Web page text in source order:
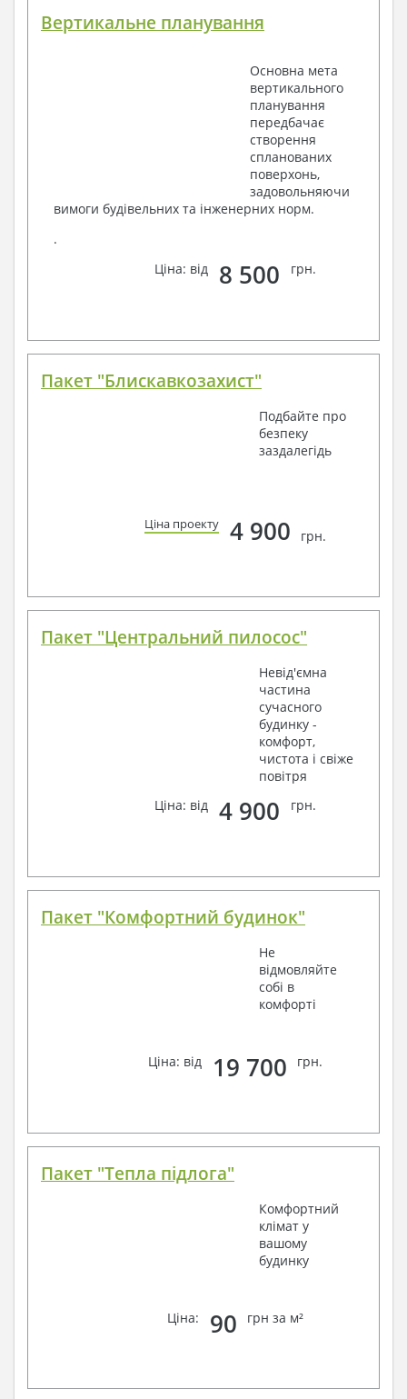
Вертикальне планування
Основна мета
вертикального
планування
передбачає
створення
спланованих
поверхонь,
задовольняючи
вимоги будівельних та інженерних норм.
.
Ціна: від
8 500 грн.
Пакет "Блискавкозахист"
Подбайте про
безпеку
заздалегідь
Ціна проекту 4 900 грн.
Пакет "Центральний пилосос"
Невід'ємна
частина
сучасного
будинку -
комфорт,
чистота і свіже
повітря
Ціна: від
4 900 грн.
Пакет "Комфортний будинок"
Не
відмовляйте
собі в
комфорті
Ціна: від 19 700 грн.
Пакет "Тепла підлога"
Комфортний
клімат у
вашому
будинку
Ціна: 90 грн за м²